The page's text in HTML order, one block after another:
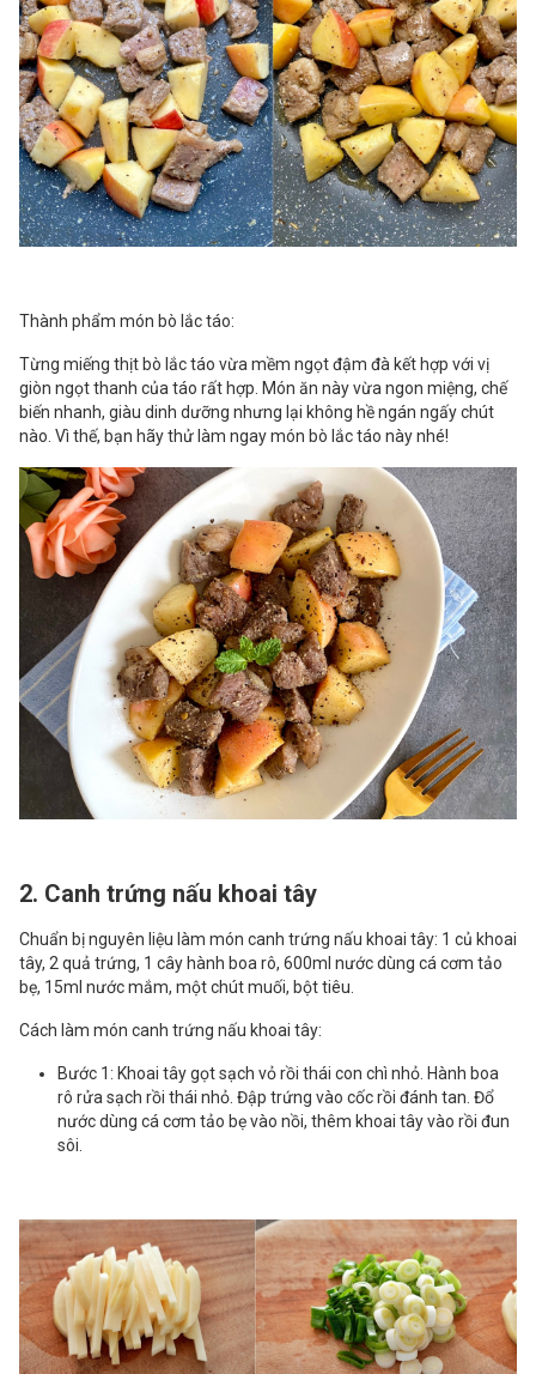
Thành phẩm món bò lắc táo:
Từng miếng thịt bò lắc táo vừa mềm ngọt đậm đà kết hợp với vị
giòn ngọt thanh của táo rất hợp. Món ăn này vừa ngon miệng, chế
biến nhanh, giàu dinh dưỡng nhưng lại không hề ngán ngấy chút
nào. Vì thế, bạn hãy thử làm ngay món bò lắc táo này nhé!
2. Canh trứng nấu khoai tây
Chuẩn bị nguyên liệu làm món canh trứng nấu khoai tây: 1 củ khoai
tây, 2 quả trứng, 1 cây hành boa rô, 600ml nước dùng cá cơm tảo
bẹ, 15ml nước mắm, một chút muối, bột tiêu.
Cách làm món canh trứng nấu khoai tây:
Bước 1: Khoai tây gọt sạch vỏ rồi thái con chì nhỏ. Hành boa
rô rửa sạch rồi thái nhỏ. Đập trứng vào cốc rồi đánh tan. Đổ
nước dùng cá cơm tảo bẹ vào nồi, thêm khoai tây vào rồi đun
sôi.